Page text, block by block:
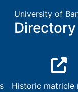
University of
Historic matricle